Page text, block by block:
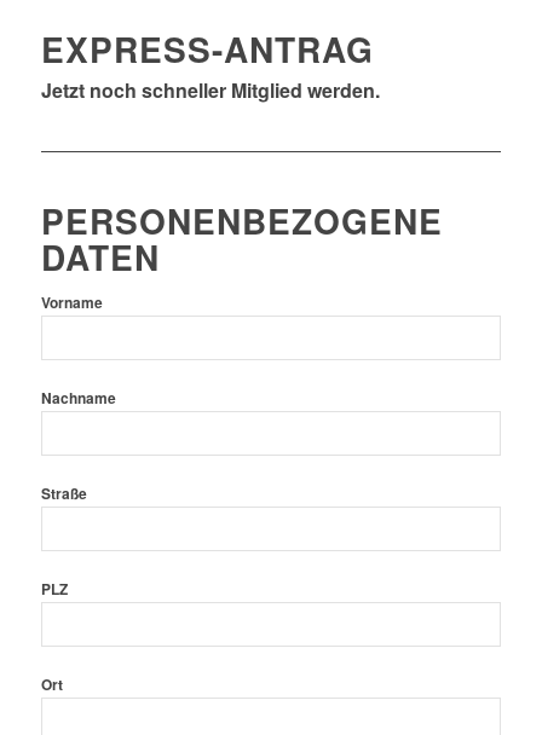
EXPRESS-ANTRAG
Jetzt noch schneller Mitglied werden.
PERSONENBEZOGENE
DATEN
Vorname
Nachname
Straße
PLZ
Ort